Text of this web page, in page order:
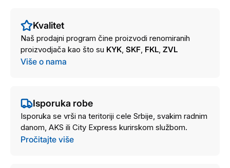
Kvalitet
Naš prodajni program čine proizvodi renomiranih
proizvodjača kao što su KYK, SKF, FKL, ZVL
Više o nama
Isporuka robe
Isporuka se vrši na teritoriji cele Srbije, svakim radnim
danom, AKS ili City Express kurirskom službom.
Pročitajte više